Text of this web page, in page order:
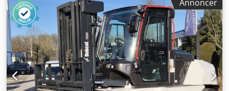
Annoncer